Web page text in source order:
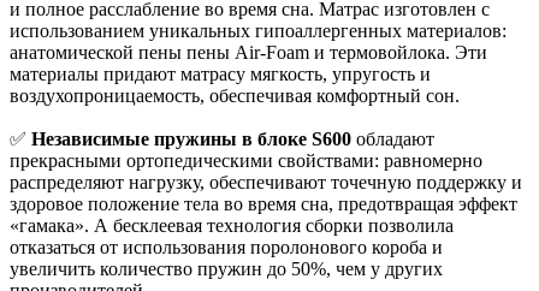
и полное расслабление во время сна. Матрас изготовлен с
использованием уникальных гипоаллергенных материалов:
анатомической пены пены Air-Foam и термовойлока. Эти
материалы придают матрасу мягкость, упругость и
воздухопроницаемость, обеспечивая комфортный сон.
✅ Независимые пружины в блоке S600 обладают
прекрасными ортопедическими свойствами: равномерно
распределяют нагрузку, обеспечивают точечную поддержку и
здоровое положение тела во время сна, предотвращая эффект
«гамака». А бесклеевая технология сборки позволила
отказаться от использования поролонового короба и
увеличить количество пружин до 50%, чем у других